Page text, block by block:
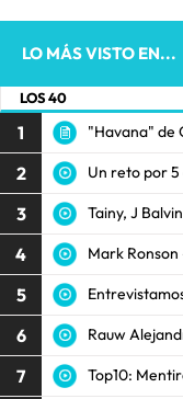
LO MÁS VISTO EN...
LOS 40
1 "Havana" de
2 Un reto por 5
3 Tainy, J
4 Mark
5
6 Rauw
7 Top10: